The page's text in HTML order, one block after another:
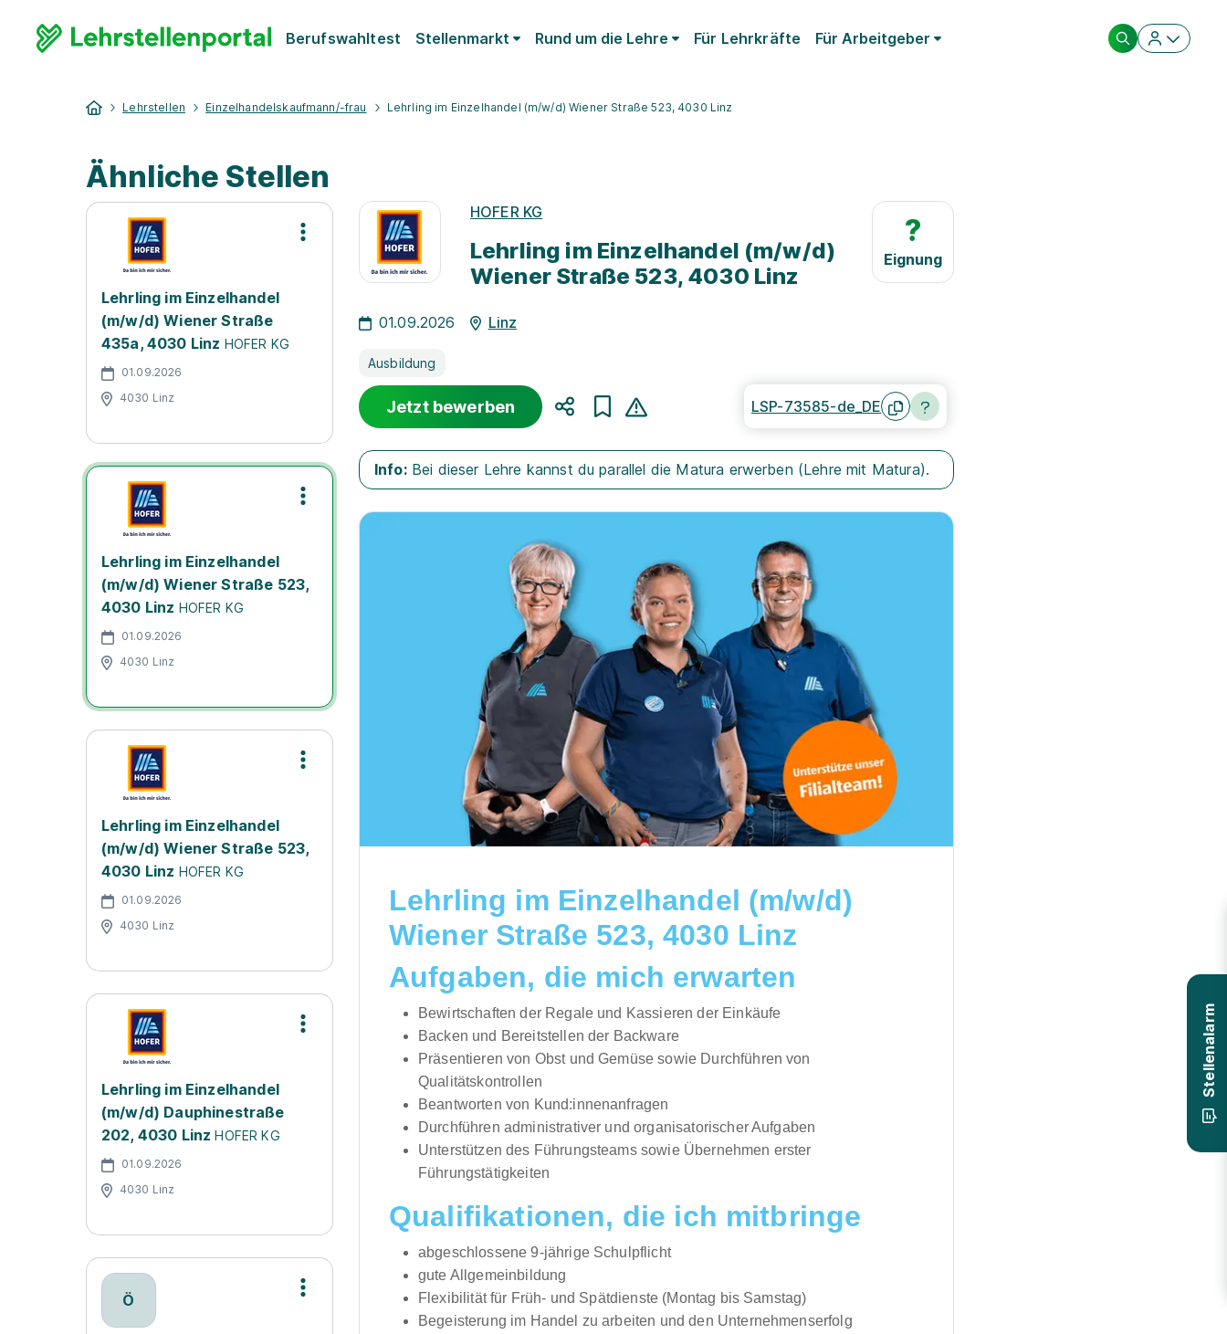
Berufswahltest Stellenmarkt Rund um die Lehre Für Lehrkräfte Für Arbeitgeber
Lehrstellen Einzelhandelskaufmann/-frau Lehrling im Einzelhandel (m/w/d) Wiener Straße 523, 4030 Linz
Ähnliche Stellen
Lehrling im Einzelhandel
(m/w/d) Wiener Straße
435a, 4030 Linz HOFER KG
01.09.2026
4030 Linz
Lehrling im Einzelhandel
(m/w/d) Wiener Straße 523,
4030 Linz HOFER KG
01.09.2026
4030 Linz
Lehrling im Einzelhandel
(m/w/d) Wiener Straße 523,
4030 Linz HOFER KG
01.09.2026
4030 Linz
Lehrling im Einzelhandel
(m/w/d) Dauphinestraße
202, 4030 Linz HOFER KG
01.09.2026
4030 Linz
Ö
?
Eignung
HOFER KG
Lehrling im Einzelhandel (m/w/d)
Wiener Straße 523, 4030 Linz
01.09.2026 Linz
Ausbildung
Jetzt bewerben LSP-73585-de_DE
Info: Bei dieser Lehre kannst du parallel die Matura erwerben (Lehre mit Matura).
Lehrling im Einzelhandel (m/w/d)
Wiener Straße 523, 4030 Linz
Aufgaben, die mich erwarten
Bewirtschaften der Regale und Kassieren der Einkäufe
Backen und Bereitstellen der Backware
Präsentieren von Obst und Gemüse sowie Durchführen von
Qualitätskontrollen
Beantworten von Kund:innenanfragen
Durchführen administrativer und organisatorischer Aufgaben
Unterstützen des Führungsteams sowie Übernehmen erster
Führungstätigkeiten
Qualifikationen, die ich mitbringe
abgeschlossene 9-jährige Schulpflicht
gute Allgemeinbildung
Flexibilität für Früh- und Spätdienste (Montag bis Samstag)
Begeisterung im Handel zu arbeiten und den Unternehmenserfolg
Stellenalarm